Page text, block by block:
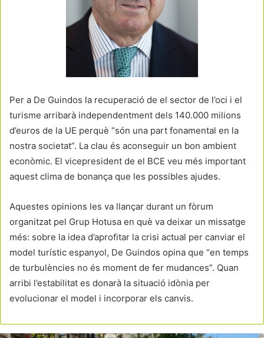
Per a De Guindos la recuperació de el sector de l’oci i el
turisme arribarà independentment dels 140.000 milions
d’euros de la UE perquè “són una part fonamental en la
nostra societat”. La clau és aconseguir un bon ambient
econòmic. El vicepresident de el BCE veu més important
aquest clima de bonança que les possibles ajudes.
Aquestes opinions les va llançar durant un fòrum
organitzat pel Grup Hotusa en què va deixar un missatge
més: sobre la idea d’aprofitar la crisi actual per canviar el
model turístic espanyol, De Guindos opina que “en temps
de turbulències no és moment de fer mudances”. Quan
arribi l’estabilitat es donarà la situació idònia per
evolucionar el model i incorporar els canvis.